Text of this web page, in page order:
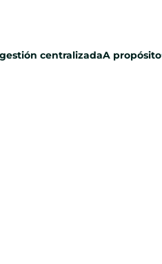
centralizadaA propósito